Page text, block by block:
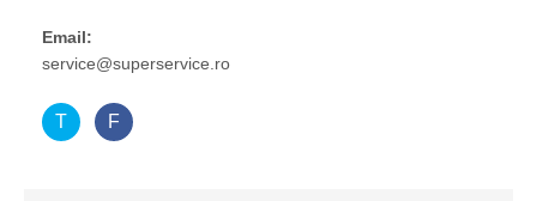
Email:
service@superservice.ro
T F